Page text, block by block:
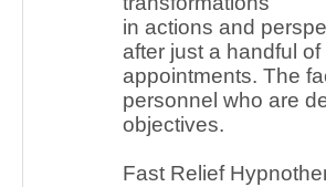
in actions and
after just a handful of
appointments. The
personnel who are
objectives.
Fast Relief